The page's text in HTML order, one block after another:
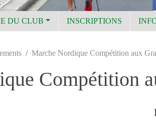
DU CLUB INSCRIPTIONS
Marche Nordique Compétition aux
Compétition